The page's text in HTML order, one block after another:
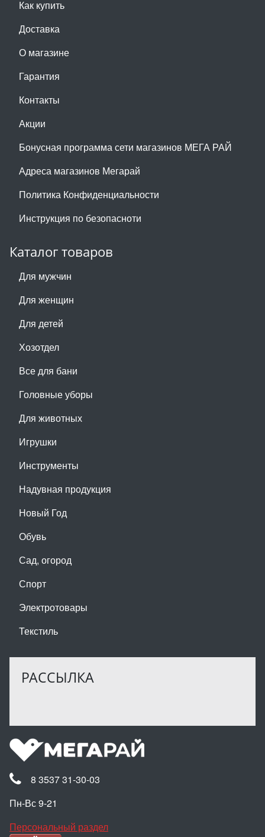
Как купить
Доставка
О магазине
Гарантия
Контакты
Акции
Бонусная программа сети магазинов МЕГА РАЙ
Адреса магазинов Мегарай
Политика Конфиденциальности
Инструкция по безопасноти
Каталог товаров
Для мужчин
Для женщин
Для детей
Хозотдел
Все для бани
Головные уборы
Для животных
Игрушки
Инструменты
Надувная продукция
Новый Год
Обувь
Сад, огород
Спорт
Электротовары
Текстиль
РАССЫЛКА
8 3537 31-30-03
Пн-Вс 9-21
Персональный раздел